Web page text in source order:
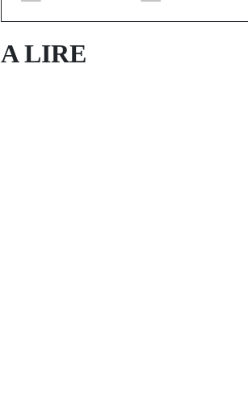
A LIRE